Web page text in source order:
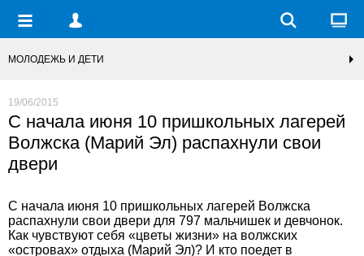
МОЛОДЕЖЬ И ДЕТИ
19/06/2015
С начала июня 10 пришкольных лагерей
Волжска (Марий Эл) распахнули свои
двери
С начала июня 10 пришкольных лагерей Волжска
распахнули свои двери для 797 мальчишек и девчонок.
Как чувствуют себя «цветы жизни» на волжских
«островах» отдыха (Марий Эл)? И кто поедет в